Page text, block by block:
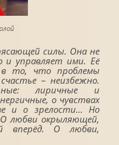
силы. Она не
и управляет ими. Её
в то, что проблемы
– неизбежно.
лиричные и
о чувствах
и о зрелости… Но
О любви окрыляющей,
вперёд. О любви,